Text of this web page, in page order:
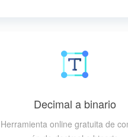
Decimal a binario
Herramienta online gratuita de